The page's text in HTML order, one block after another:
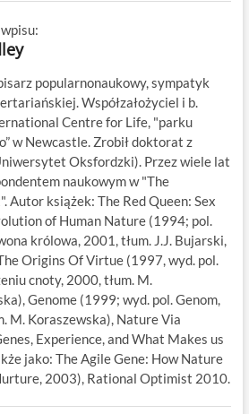
popularnonaukowy, sympatyk
Współzałożyciel i b.
Centre for Life, "parku
w Newcastle. Zrobił doktorat z
Oksfordzki). Przez wiele lat
naukowym w "The
Autor książek: The Red Queen: Sex
of Human Nature (1994; pol.
królowa, 2001, tłum. J.J. Bujarski,
Origins Of Virtue (1997, wyd. pol.
cnoty, 2000, tłum. M.
Genome (1999; wyd. pol. Genom,
M. Koraszewska), Nature Via
Experience, and What Makes us
jako: The Agile Gene: How Nature
2003), Rational Optimist 2010.